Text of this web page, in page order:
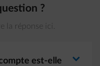
?
la réponse ici.
est-elle
arrow-right